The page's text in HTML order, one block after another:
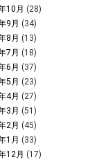
10月 (28)
9月 (34)
8月 (13)
7月 (18)
6月 (37)
5月 (23)
4月 (27)
3月 (51)
2月 (45)
1月 (33)
12月 (17)